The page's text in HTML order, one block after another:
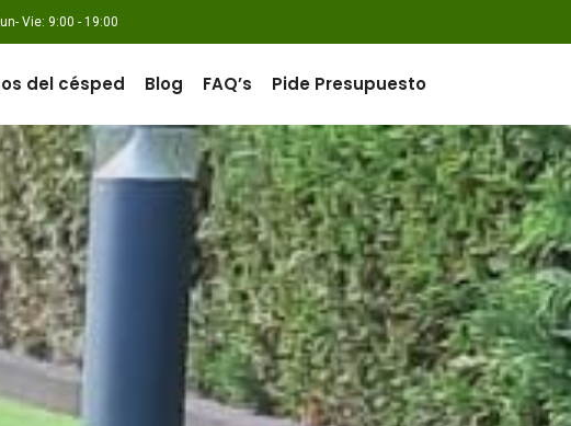
Vie: 9:00 - 19:00
del césped Blog FAQ’s Pide Presupuesto